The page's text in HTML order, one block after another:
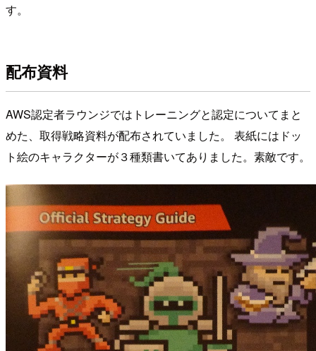
す。
配布資料
AWS認定者ラウンジではトレーニングと認定についてまと
めた、取得戦略資料が配布されていました。 表紙にはドッ
ト絵のキャラクターが３種類書いてありました。素敵です。